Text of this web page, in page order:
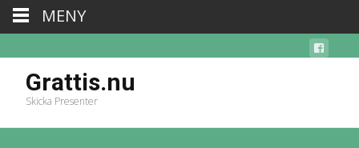
Grattis.nu
Skicka Presenter
MENY